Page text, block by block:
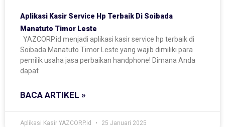
Aplikasi Kasir Service Hp Terbaik Di Soibada
Manatuto Timor Leste
YAZCORP.id menjadi aplikasi kasir service hp terbaik di
Soibada Manatuto Timor Leste yang wajib dimiliki para
pemilik usaha jasa perbaikan handphone! Dimana Anda
dapat
BACA ARTIKEL »
Aplikasi Kasir YAZCORP.id 25 Januari 2025